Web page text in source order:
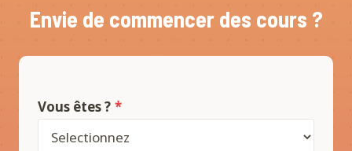
Envie de commencer des cours ?
Vous êtes ? *